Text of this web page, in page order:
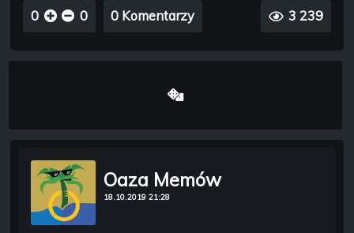
0 0 0 Komentarzy 3 239
Oaza Memów
18.10.2019 21:28